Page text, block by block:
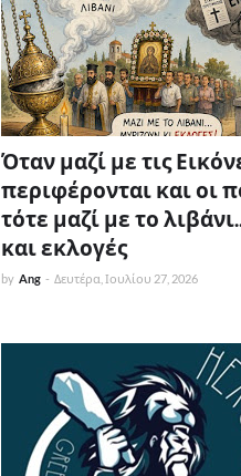
Όταν μαζί με τις
περιφέρονται και οι
τότε μαζί με το
και εκλογές
by Ang - Δευτέρα, Ιουλίου 27, 2026